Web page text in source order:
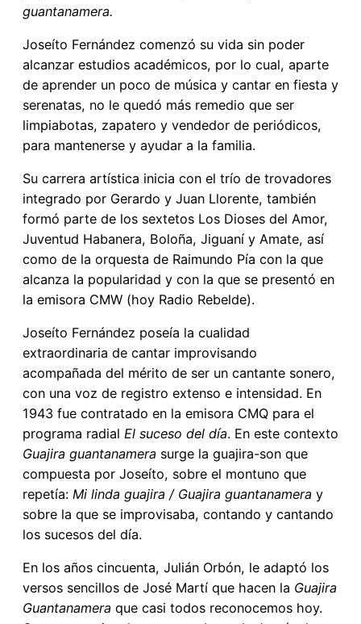
guantanamera.
Joseíto Fernández comenzó su vida sin poder
alcanzar estudios académicos, por lo cual, aparte
de aprender un poco de música y cantar en fiesta y
serenatas, no le quedó más remedio que ser
limpiabotas, zapatero y vendedor de periódicos,
para mantenerse y ayudar a la familia.
Su carrera artística inicia con el trío de trovadores
integrado por Gerardo y Juan Llorente, también
formó parte de los sextetos Los Dioses del Amor,
Juventud Habanera, Boloña, Jiguaní y Amate, así
como de la orquesta de Raimundo Pía con la que
alcanza la popularidad y con la que se presentó en
la emisora CMW (hoy Radio Rebelde).
Joseíto Fernández poseía la cualidad
extraordinaria de cantar improvisando
acompañada del mérito de ser un cantante sonero,
con una voz de registro extenso e intensidad. En
1943 fue contratado en la emisora CMQ para el
programa radial El suceso del día. En este contexto
Guajira guantanamera surge la guajira-son que
compuesta por Joseíto, sobre el montuno que
repetía: Mi linda guajira / Guajira guantanamera y
sobre la que se improvisaba, contando y cantando
los sucesos del día.
En los años cincuenta, Julián Orbón, le adaptó los
versos sencillos de José Martí que hacen la Guajira
Guantanamera que casi todos reconocemos hoy.